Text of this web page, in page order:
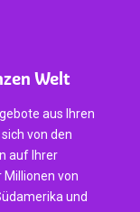
Welt
aus Ihren
von den
auf Ihrer
von
und